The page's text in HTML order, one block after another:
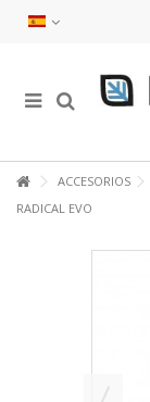
ACCESORIOS
RADICAL EVO